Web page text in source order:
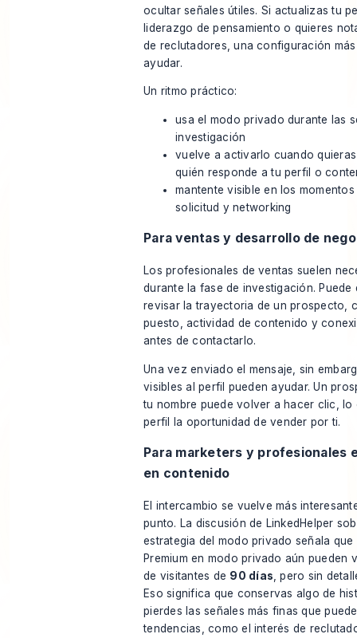
ocultar señales útiles. Si actualizas tu
liderazgo de pensamiento o quieres
de reclutadores, una configuración
ayudar.
Un ritmo práctico:
usa el modo privado durante las
investigación
vuelve a activarlo cuando
quién responde a tu perfil o
mantente visible en los
solicitud y networking
Para ventas y desarrollo de
Los profesionales de ventas suelen
durante la fase de investigación. Puede
revisar la trayectoria de un prospecto,
puesto, actividad de contenido y
antes de contactarlo.
Una vez enviado el mensaje, sin
visibles al perfil pueden ayudar. Un
tu nombre puede volver a hacer clic, lo
perfil la oportunidad de vender por ti.
Para marketers y profesionales
en contenido
El intercambio se vuelve más
punto. La discusión de LinkedHelper
estrategia del modo privado señala
Premium en modo privado aún pueden
de visitantes de 90 días , pero sin
Eso significa que conservas algo de
pierdes las señales más finas que
tendencias, como el interés de